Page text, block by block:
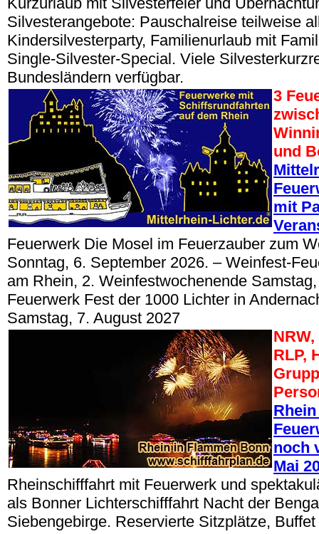
Silvesterangebote: Pauschalreise teilweise
Kindersilvesterparty, Familienurlaub mit
Single-Silvester-Special. Viele
Bundesländern verfügbar.
3
und
mit
Feuerwerk Die Mosel im Feuerzauber zum
Sonntag, 6. September 2026. – Weinfest-
am Rhein, 2. Weinfestwochenende
Feuerwerk Fest der 1000 Lichter in
Samstag, 7. August 2027
RLP,
noch
Mai
Rheinschifffahrt mit Feuerwerk und
als Bonner Lichterschifffahrt Nacht der
Siebengebirge. Reservierte Sitzplätze,